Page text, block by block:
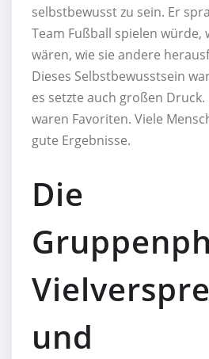
selbstbewusst zu sein. Er
Team Fußball spielen würde,
wären, wie sie andere
Dieses Selbstbewusstsein
es setzte auch großen
waren Favoriten. Viele
gute Ergebnisse.
Die
und